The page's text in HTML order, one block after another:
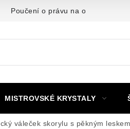
Poučení o právu na odstoupení od
MISTROVSKÉ KRYSTALY
váleček skorylu s pěkným